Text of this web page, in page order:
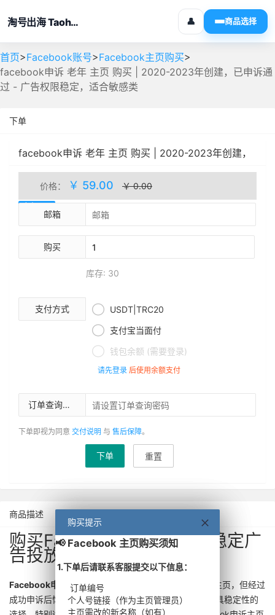
淘号出海 Taohaochuhai 👤 商品选择
首页>Facebook账号>Facebook主页购买>
facebook申诉 老年 主页 购买 | 2020-2023年创建，已申诉通
过 - 广告权限稳定，适合敏感类
下单
facebook申诉 老年 主页 购买 | 2020-2023年创建，
已申诉通过 - 广告权限稳定，适合敏感类
价格： ￥ 59.00 ￥ 0.00
邮箱
购买
库存: 30
支付方式  USDT|TRC20
 支付宝当面付
 钱包余额 (需要登录)
请先登录 后使用余额支付
订单查询密码
下单即视为同意 交付说明 与 售后保障。
下单 重置
商品描述
购买Facebook申诉主页 - 稳定广
告投放的最佳主页选择
Facebook申诉主页是指那些曾因广告受限而遭限制的主页，但经过
成功申诉后恢复正常功能。这类主页在市场上被视为最具稳定性的
购买提示
📢 Facebook 主页购买须知
1.下单后请联系客服提交以下信息：
订单编号
个人号链接（作为主页管理员）
主页需改的新名称（如有）
购买提示
📢 Facebook 主页购买须知
1.下单后请联系客服提交以下信息：
订单编号
个人号链接（作为主页管理员）
主页需改的新名称（如有）